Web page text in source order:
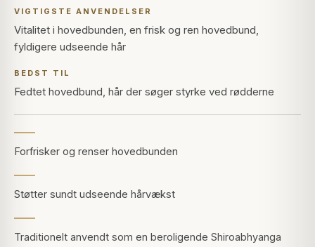
VIGTIGSTE ANVENDELSER
Vitalitet i hovedbunden, en frisk og ren hovedbund,
fyldigere udseende hår
BEDST TIL
Fedtet hovedbund, hår der søger styrke ved rødderne
Forfrisker og renser hovedbunden
Støtter sundt udseende hårvækst
Traditionelt anvendt som en beroligende Shiroabhyanga